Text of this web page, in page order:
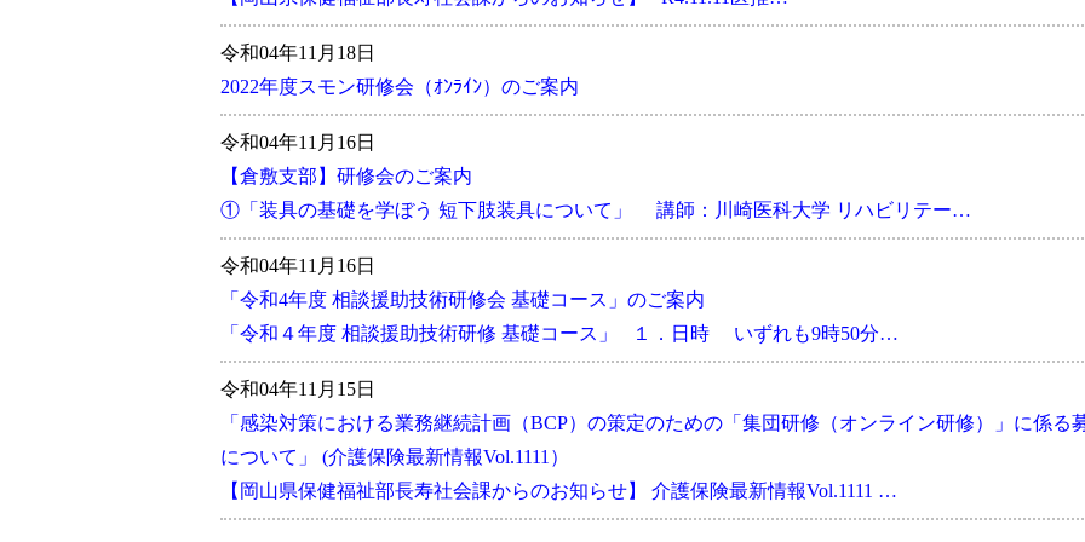
令和04年11月18日
2022年度スモン研修会（ｵﾝﾗｲﾝ）のご案内
令和04年11月16日
【倉敷支部】研修会のご案内
①「装具の基礎を学ぼう 短下肢装具について」 講師：川崎医科大学 リハビリテー…
令和04年11月16日
「令和4年度 相談援助技術研修会 基礎コース」のご案内
「令和４年度 相談援助技術研修 基礎コース」 １．日時 いずれも9時50分…
令和04年11月15日
「感染対策における業務継続計画（BCP）の策定のための「集団研修（オンライン研修）」に係る
について」 (介護保険最新情報Vol.1111）
【岡山県保健福祉部長寿社会課からのお知らせ】 介護保険最新情報Vol.1111 …